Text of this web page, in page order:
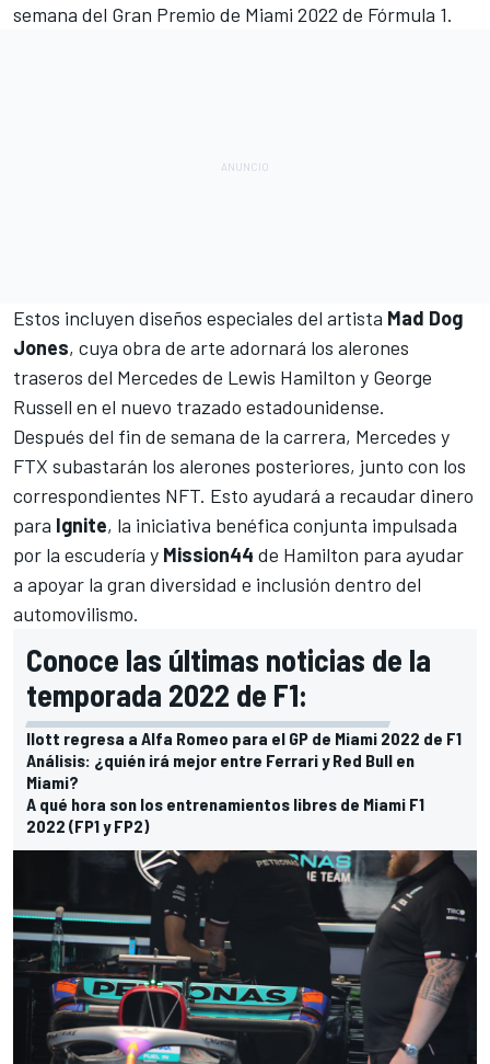
semana del Gran Premio de Miami 2022 de Fórmula 1.
Estos incluyen diseños especiales del artista Mad Dog
Jones, cuya obra de arte adornará los alerones
traseros del Mercedes de Lewis Hamilton y George
Russell en el nuevo trazado estadounidense.
Después del fin de semana de la carrera, Mercedes y
FTX subastarán los alerones posteriores, junto con los
correspondientes NFT. Esto ayudará a recaudar dinero
para Ignite, la iniciativa benéfica conjunta impulsada
por la escudería y Mission44 de Hamilton para ayudar
a apoyar la gran diversidad e inclusión dentro del
automovilismo.
Conoce las últimas noticias de la
temporada 2022 de F1:
Ilott regresa a Alfa Romeo para el GP de Miami 2022 de F1
Análisis: ¿quién irá mejor entre Ferrari y Red Bull en
Miami?
A qué hora son los entrenamientos libres de Miami F1
2022 (FP1 y FP2)